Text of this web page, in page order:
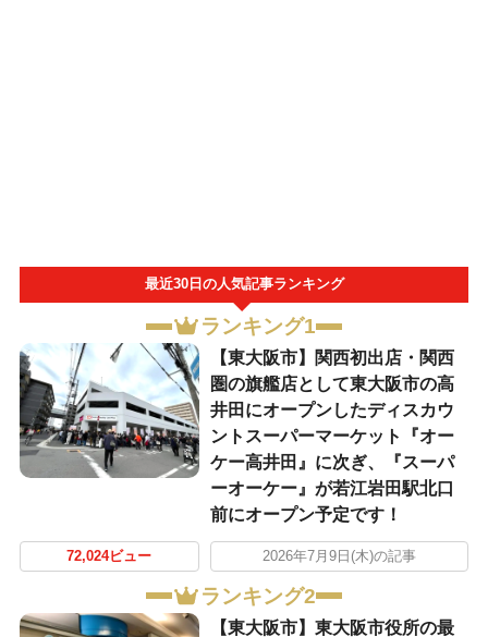
最近30日の人気記事ランキング
ランキング1
【東大阪市】関西初出店・関西
圏の旗艦店として東大阪市の高
井田にオープンしたディスカウ
ントスーパーマーケット『オー
ケー高井田』に次ぎ、『スーパ
ーオーケー』が若江岩田駅北口
前にオープン予定です！
72,024ビュー 2026年7月9日(木)の記事
ランキング2
【東大阪市】東大阪市役所の最